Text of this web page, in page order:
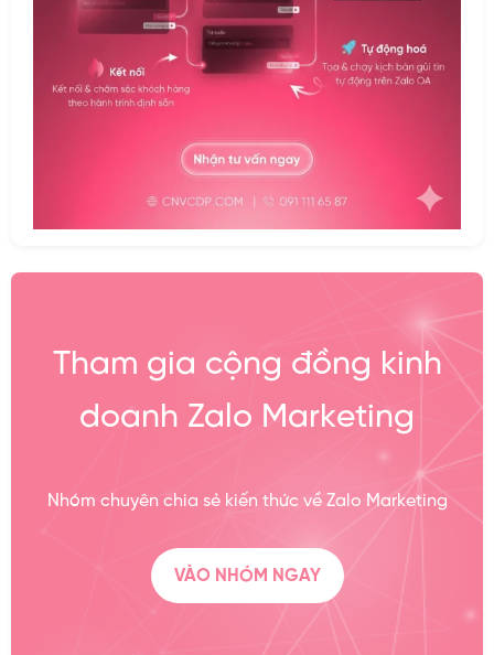
Tham gia cộng đồng kinh
doanh Zalo Marketing
Nhóm chuyên chia sẻ kiến thức về Zalo Marketing
VÀO NHÓM NGAY